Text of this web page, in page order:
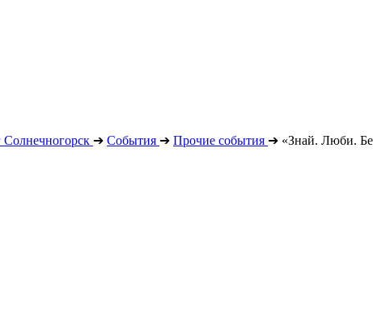
Солнечногорск ➔ События ➔ Прочие события ➔ «Знай. Люби.